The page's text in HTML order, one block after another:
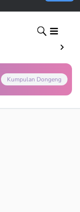
Kumpulan Dongeng